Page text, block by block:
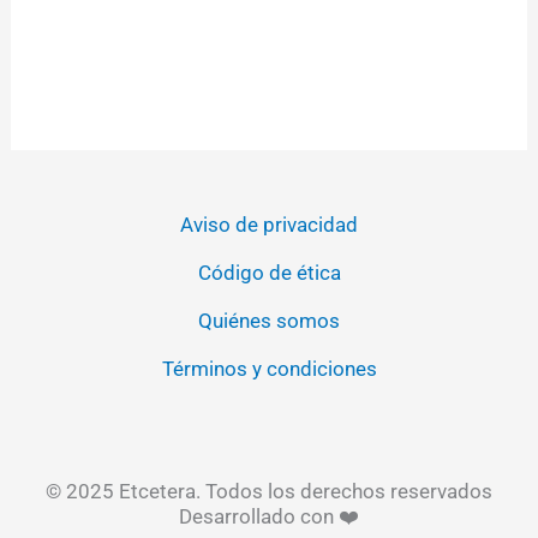
Aviso de privacidad
Código de ética
Quiénes somos
Términos y condiciones
© 2025 Etcetera. Todos los derechos reservados
Desarrollado con ❤️